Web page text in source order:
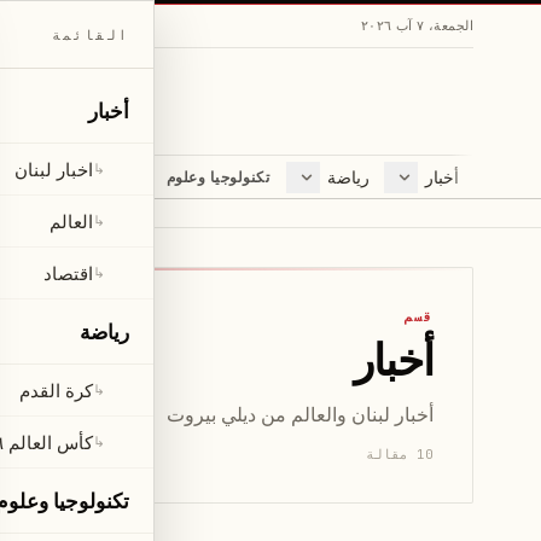
الجمعة، ٧ آب ٢٠٢٦
أخبار
اخبار لبنان
رياضة
كرة القدم
تكنولوجيا وعلوم مجلة
ثقافة ومجتمع
لايف ستايل
قسم
أخبار
أخبار لبنان والعالم من ديلي بيروت
10 مقالة
القائمة
أخبار
↳اخبار لبنان
↳العالم
↳اقتصاد
رياضة
↳كرة القدم
↳كأس العالم ٢٠٢٦
تكنولوجيا